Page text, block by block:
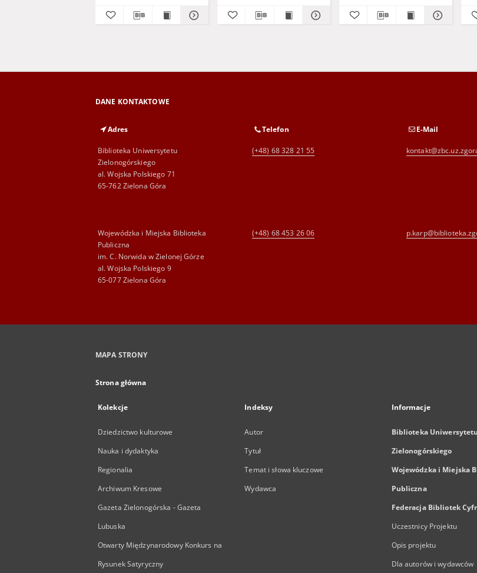
DANE KONTAKTOWE
Adres
Biblioteka Uniwersytetu
Zielonogórskiego
al. Wojska Polskiego 71
65-762 Zielona Góra
Telefon
(+48) 68 328 21 55
E-Mail
Wojewódzka i Miejska Biblioteka
Publiczna
im. C. Norwida w Zielonej Górze
al. Wojska Polskiego 9
65-077 Zielona Góra
(+48) 68 453 26 06
MAPA STRONY
Strona główna
Kolekcje
Dziedzictwo kulturowe
Nauka i dydaktyka
Regionalia
Archiwum Kresowe
Gazeta Zielonogórska - Gazeta
Lubuska
Otwarty Międzynarodowy Konkurs na
Rysunek Satyryczny
Indeksy
Autor
Tytuł
Temat i słowa kluczowe
Wydawca
Informacje
Biblioteka Uniwersytetu
Zielonogórskiego
Wojewódzka i Miejska
Publiczna
Federacja Bibliotek
Uczestnicy Projektu
Opis projektu
Dla autorów i wydawców